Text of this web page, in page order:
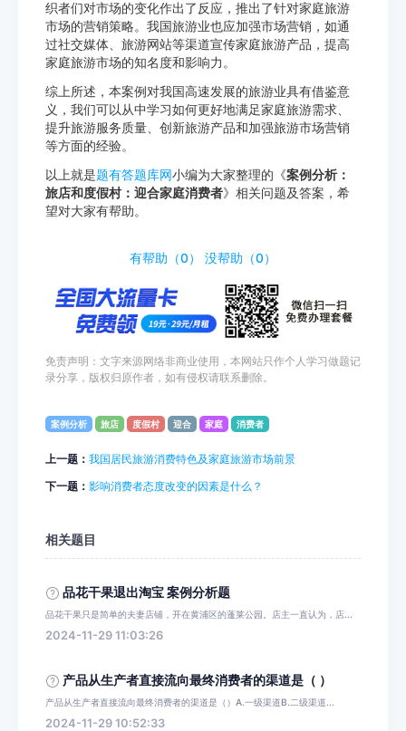
织者们对市场的变化作出了反应，推出了针对家庭旅游
市场的营销策略。我国旅游业也应加强市场营销，如通
过社交媒体、旅游网站等渠道宣传家庭旅游产品，提高
家庭旅游市场的知名度和影响力。
综上所述，本案例对我国高速发展的旅游业具有借鉴意
义，我们可以从中学习如何更好地满足家庭旅游需求、
提升旅游服务质量、创新旅游产品和加强旅游市场营销
等方面的经验。
以上就是题有答题库网小编为大家整理的《案例分析：
旅店和度假村：迎合家庭消费者》相关问题及答案，希
望对大家有帮助。
有帮助（0） 没帮助（0）
免责声明：文字来源网络非商业使用，本网站只作个人学习做题记
录分享，版权归原作者，如有侵权请联系删除。
案例分析 旅店 度假村 迎合 家庭 消费者
上一题： 我国居民旅游消费特色及家庭旅游市场前景
下一题： 影响消费者态度改变的因素是什么？
相关题目
品花干果退出淘宝 案例分析题
品花干果只是简单的夫妻店铺，开在黄浦区的蓬莱公园。店主一直认为，店...
2024-11-29 11:03:26
产品从生产者直接流向最终消费者的渠道是（ ）
产品从生产者直接流向最终消费者的渠道是（）A.一级渠道B.二级渠道...
2024-11-29 10:52:33